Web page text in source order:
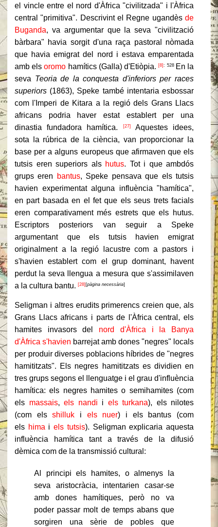
el vincle entre el nord d'Àfrica "civilitzada" i l'Àfrica
central "primitiva". Descrivint el Regne ugandès de
Buganda, va argumentar que la seva "civilització
bàrbara" havia sorgit d'una raça pastoral nòmada
que havia emigrat del nord i estava emparentada
amb elsoromo hamítics (Galla) d'Etiòpia.[8]: 528 En la
seva Teoria de la conquesta d'inferiors per races
superiors (1863), Speke també intentaria esbossar
com l'Imperi de Kitara a la regió dels Grans Llacs
africans podria haver estat establert per una
dinastia fundadora hamítica.
[27]
Aquestes idees,
sota la rúbrica de la ciència, van proporcionar la
base per a alguns europeus que afirmaven que els
tutsis eren superiors als hutus. Tot i que ambdós
grups eren
bantus, Speke pensava que els tutsis
havien experimentat alguna influència "hamítica",
en part basada en el fet que els seus trets facials
eren comparativament més estrets que els hutus.
Escriptors posteriors van seguir a Speke
argumentant que els tutsis havien emigrat
originalment a la regió lacustre com a pastors i
s'havien establert com el grup dominant, havent
perdut la seva llengua a mesura que s'assimilaven
a la cultura bantu. [28] [pàgina necessària]
Seligman i altres erudits primerencs creien que, als
Grans Llacs africans i parts de l'Àfrica central, els
hamites invasors del nord
d'Àfrica i la Banya
d'Àfrica s'havien barrejat amb dones "negres" locals
per produir diverses poblacions híbrides de "negres
hamititzats". Els negres hamititzats es dividien en
tres grups segons el llenguatge i el grau d'influència
hamítica: els negres hamites o semihamites (com
els massais, els nandi i els turkana), els nilotes
(com elsshilluk i els nuer) i els bantus (com
els hima iels tutsis). Seligman explicaria aquesta
influència hamítica tant a través de la difusió
dèmica com de la transmissió cultural:
Al principi els hamites, o almenys la
seva aristocràcia, intentarien casar-se
amb dones hamítiques, però no va
poder passar molt de temps abans que
sorgiren una sèrie de pobles que